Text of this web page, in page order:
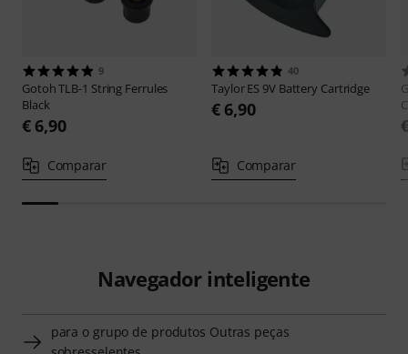
9
GotohTLB-1 String Ferrules
Black
€ 6,90
Comparar
40
TaylorES 9V Battery Cartridge
€ 6,90
Comparar
Navegador inteligente
para o grupo de produtos Outras peças